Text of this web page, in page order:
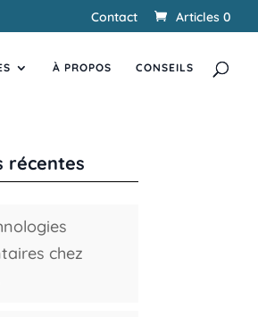
Contact Articles 0
À PROPOS CONSEILS
récentes
chez